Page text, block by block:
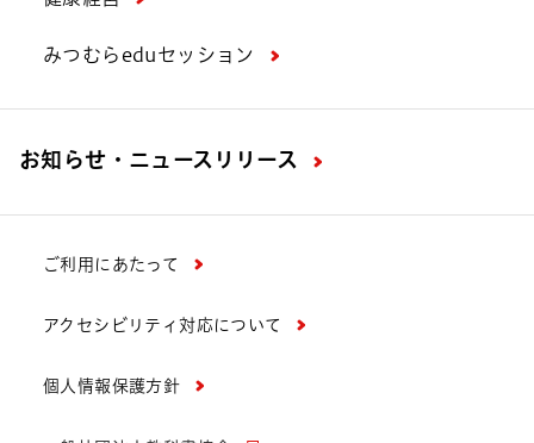
みつむらeduセッション
お知らせ・ニュースリリース
ご利用にあたって
アクセシビリティ対応について
個人情報保護方針